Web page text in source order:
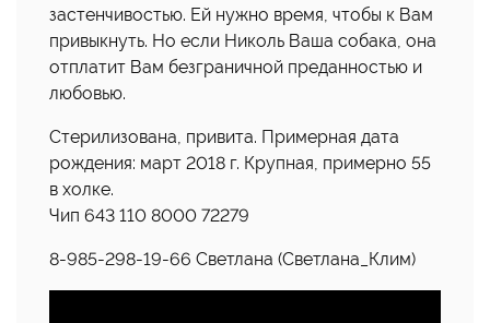
застенчивостью. Ей нужно время, чтобы к Вам
привыкнуть. Но если Николь Ваша собака, она
отплатит Вам безграничной преданностью и
любовью.
Стерилизована, привита. Примерная дата
рождения: март 2018 г. Крупная, примерно 55
в холке.
Чип 643 110 8000 72279
8-985-298-19-66 Светлана (Светлана_Клим)